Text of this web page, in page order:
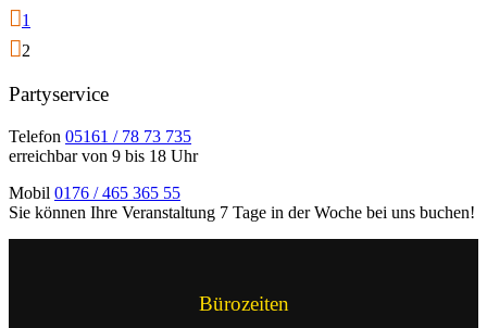
1
2
Partyservice
Telefon 05161 / 78 73 735
erreichbar von 9 bis 18 Uhr
Mobil 0176 / 465 365 55
Sie können Ihre Veranstaltung 7 Tage in der Woche bei uns buchen!
Bürozeiten